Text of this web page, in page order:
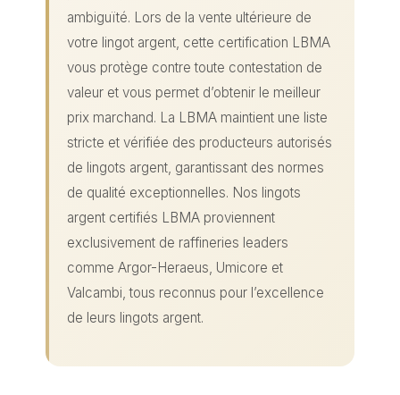
ambiguïté. Lors de la vente ultérieure de
votre lingot argent, cette certification LBMA
vous protège contre toute contestation de
valeur et vous permet d’obtenir le meilleur
prix marchand. La LBMA maintient une liste
stricte et vérifiée des producteurs autorisés
de lingots argent, garantissant des normes
de qualité exceptionnelles. Nos lingots
argent certifiés LBMA proviennent
exclusivement de raffineries leaders
comme Argor-Heraeus, Umicore et
Valcambi, tous reconnus pour l’excellence
de leurs lingots argent.